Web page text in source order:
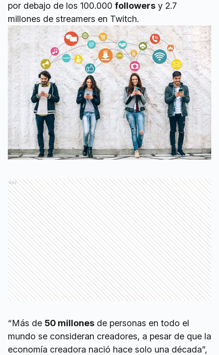
por debajo de los 100.000 followers y 2.7
millones de streamers en Twitch.
Ads
“Más de 50 millones de personas en todo el
mundo se consideran creadores, a pesar de que la
economía creadora nació hace solo una década”,